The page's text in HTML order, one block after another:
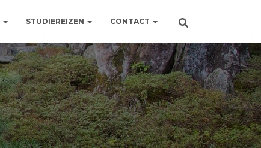
STUDIEREIZEN CONTACT